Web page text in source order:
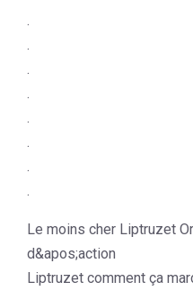
.
.
.
.
.
.
.
.
Le moins cher Liptruzet
d&apos;action
Liptruzet comment ça